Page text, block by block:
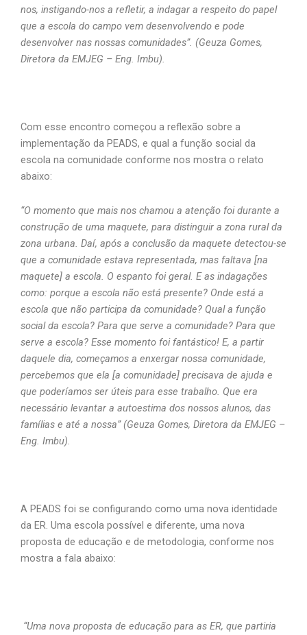
nos, instigando-nos a refletir, a indagar a respeito do papel
que a escola do campo vem desenvolvendo e pode
desenvolver nas nossas comunidades”. (Geuza Gomes,
Diretora da EMJEG – Eng. Imbu).
Com esse encontro começou a reflexão sobre a
implementação da PEADS, e qual a função social da
escola na comunidade conforme nos mostra o relato
abaixo:
“O momento que mais nos chamou a atenção foi durante a
construção de uma maquete, para distinguir a zona rural da
zona urbana. Daí, após a conclusão da maquete detectou-se
que a comunidade estava representada, mas faltava [na
maquete] a escola. O espanto foi geral. E as indagações
como: porque a escola não está presente? Onde está a
escola que não participa da comunidade? Qual a função
social da escola? Para que serve a comunidade? Para que
serve a escola? Esse momento foi fantástico! E, a partir
daquele dia, começamos a enxergar nossa comunidade,
percebemos que ela [a comunidade] precisava de ajuda e
que poderíamos ser úteis para esse trabalho. Que era
necessário levantar a autoestima dos nossos alunos, das
famílias e até a nossa” (Geuza Gomes, Diretora da EMJEG –
Eng. Imbu).
A PEADS foi se configurando como uma nova identidade
da ER. Uma escola possível e diferente, uma nova
proposta de educação e de metodologia, conforme nos
mostra a fala abaixo:
“Uma nova proposta de educação para as ER, que partiria